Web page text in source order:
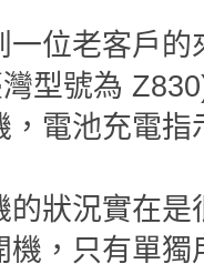
一位老客戶
型號為
電池充電
的狀況實在
機，只有單